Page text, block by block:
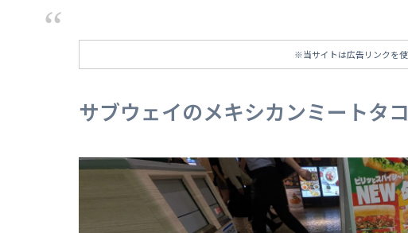
※当サイトは広告リンクを
サブウェイのメキシカンミートタ